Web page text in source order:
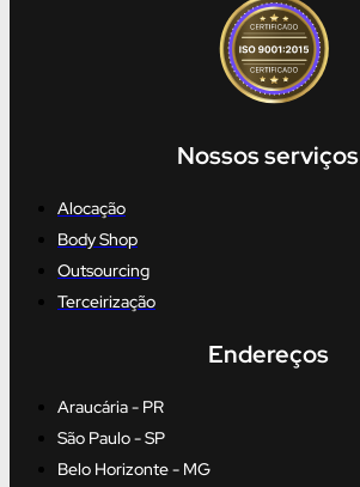
Nossos serviços
Alocação
Body Shop
Outsourcing
Terceirização
Endereços
Araucária - PR
São Paulo - SP
Belo Horizonte - MG